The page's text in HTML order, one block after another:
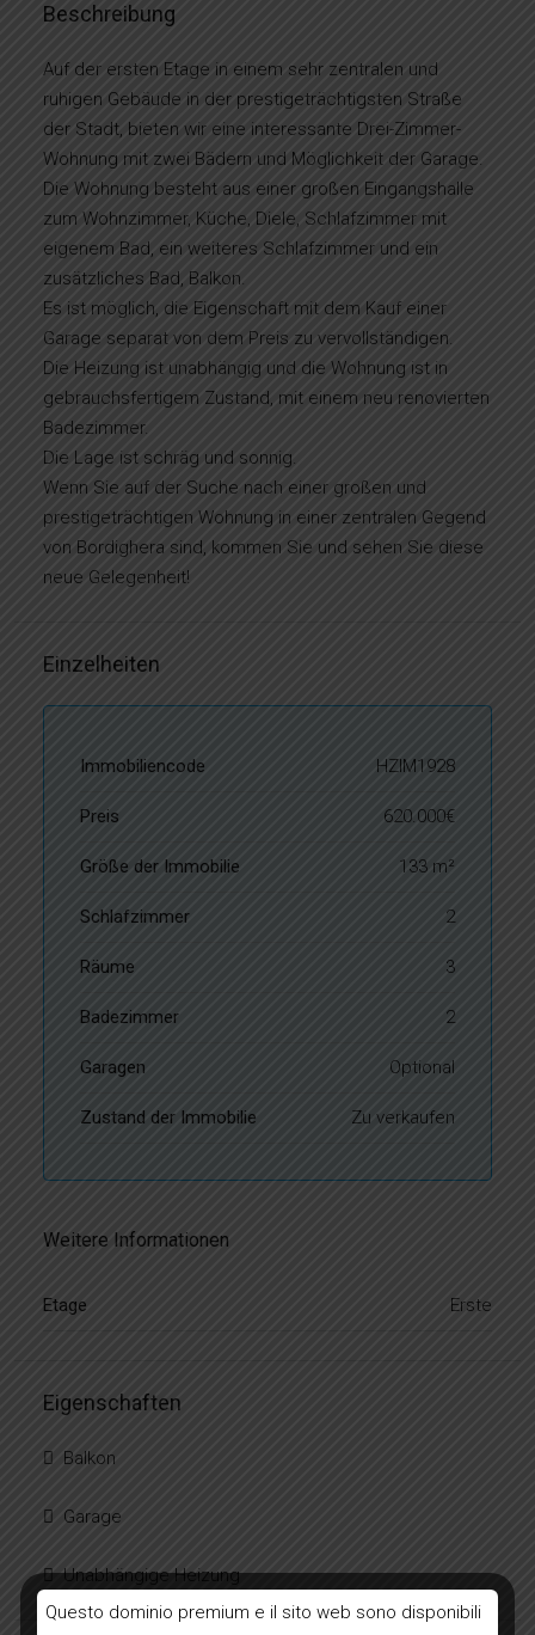
Beschreibung
Auf der ersten Etage in einem sehr zentralen und
ruhigen Gebäude in der prestigeträchtigsten Straße
der Stadt, bieten wir eine interessante Drei-Zimmer-
Wohnung mit zwei Bädern und Möglichkeit der Garage.
Die Wohnung besteht aus einer großen Eingangshalle
zum Wohnzimmer, Küche, Diele, Schlafzimmer mit
eigenem Bad, ein weiteres Schlafzimmer und ein
zusätzliches Bad, Balkon.
Es ist möglich, die Eigenschaft mit dem Kauf einer
Garage separat von dem Preis zu vervollständigen.
Die Heizung ist unabhängig und die Wohnung ist in
gebrauchsfertigem Zustand, mit einem neu renovierten
Badezimmer.
Die Lage ist schräg und sonnig.
Wenn Sie auf der Suche nach einer großen und
prestigeträchtigen Wohnung in einer zentralen Gegend
von Bordighera sind, kommen Sie und sehen Sie diese
neue Gelegenheit!
Einzelheiten
Immobiliencode HZIM1928
Preis 620.000€
Größe der Immobilie 133 m²
Schlafzimmer 2
Räume 3
Badezimmer 2
Garagen Optional
Zustand der Immobilie Zu verkaufen
Weitere Informationen
Etage Erste
Eigenschaften
Balkon
Garage
Unabhängige Heizung
Questo dominio premium e il sito web sono disponibili